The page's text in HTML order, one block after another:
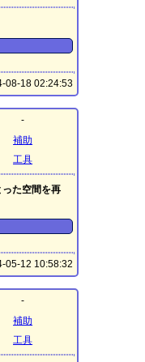
08-18 02:24:53
-
補助
工具
た空間を再
05-12 10:58:32
-
補助
工具